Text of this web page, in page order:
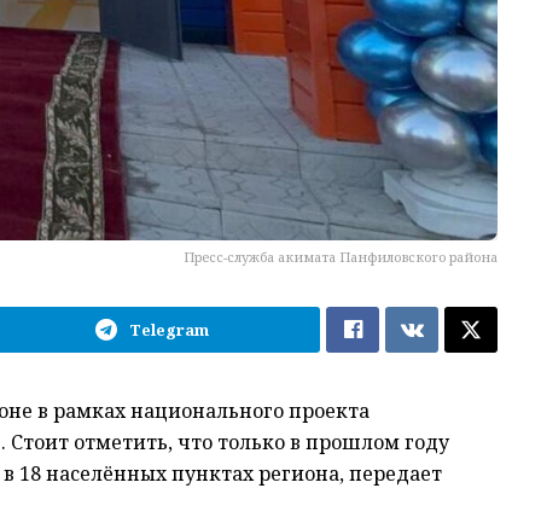
Пресс-служба акимата Панфиловского района
Telegram
в рамках национального проекта
Стоит отметить, что только в прошлом году
населённых пунктах региона, передает